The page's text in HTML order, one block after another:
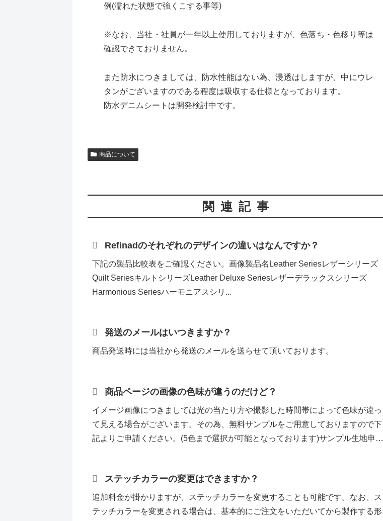
例(濡れた状態で強くこする事等)
※なお、当社・社員が一年以上使用しておりますが、色落ち・色移り等は
確認できておりません。
また防水につきましては、防水性能はない為、浸透はしますが、中にウレ
タンがございますのである程度は吸収する仕様となっております。
防水デニムシートは開発検討中です。
商品について
関連記事
Refinadのそれぞれのデザインの違いはなんですか？
下記の製品比較表をご確認ください。画像製品名Leather Seriesレザーシリーズ
Quilt SeriesキルトシリーズLeather Deluxe Seriesレザーデラックスシリーズ
Harmonious Seriesハーモニアスシリ...
発送のメールはいつきますか？
商品発送時には当社から発送のメールを送らせて頂いております。
商品ページの画像の色味が違うのだけど？
イメージ画像につきましては光の当たり方や撮影した時間帯によって色味が違っ
て見える場合がございます。その為、無料サンプルをご用意しておりますので下
記よりご申請ください。(5色まで選択が可能となっております)サンプル生地申請
ステッチカラーの変更はできますか？
追加料金が掛かりますが、ステッチカラーを変更することも可能です。なお、ス
テッチカラーを変更される場合は、基本的にご注文をいただいてから製作する形